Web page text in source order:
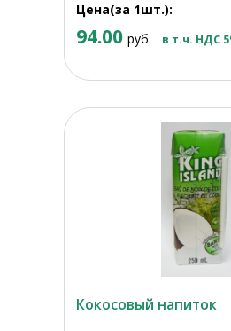
Цена(за 1шт.):
94.00 руб. в т.ч. НДС
Кокосовый напиток